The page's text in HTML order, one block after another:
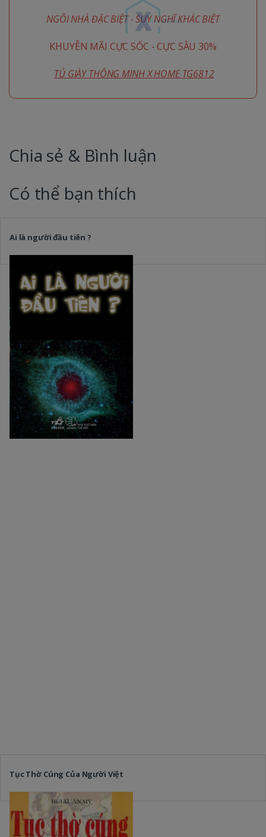
NGÔI NHÀ ĐẶC BIỆT - SUY NGHĨ KHÁC BIỆT
KHUYỄN MÃI CỰC SỐC - CỰC SÂU 30%
TỦ GIÀY THÔNG MINH X HOME TG6812
Chia sẻ & Bình luận
Có thể bạn thích
Ai là người đầu tiên ?
Tục Thờ Cúng Của Người Việt